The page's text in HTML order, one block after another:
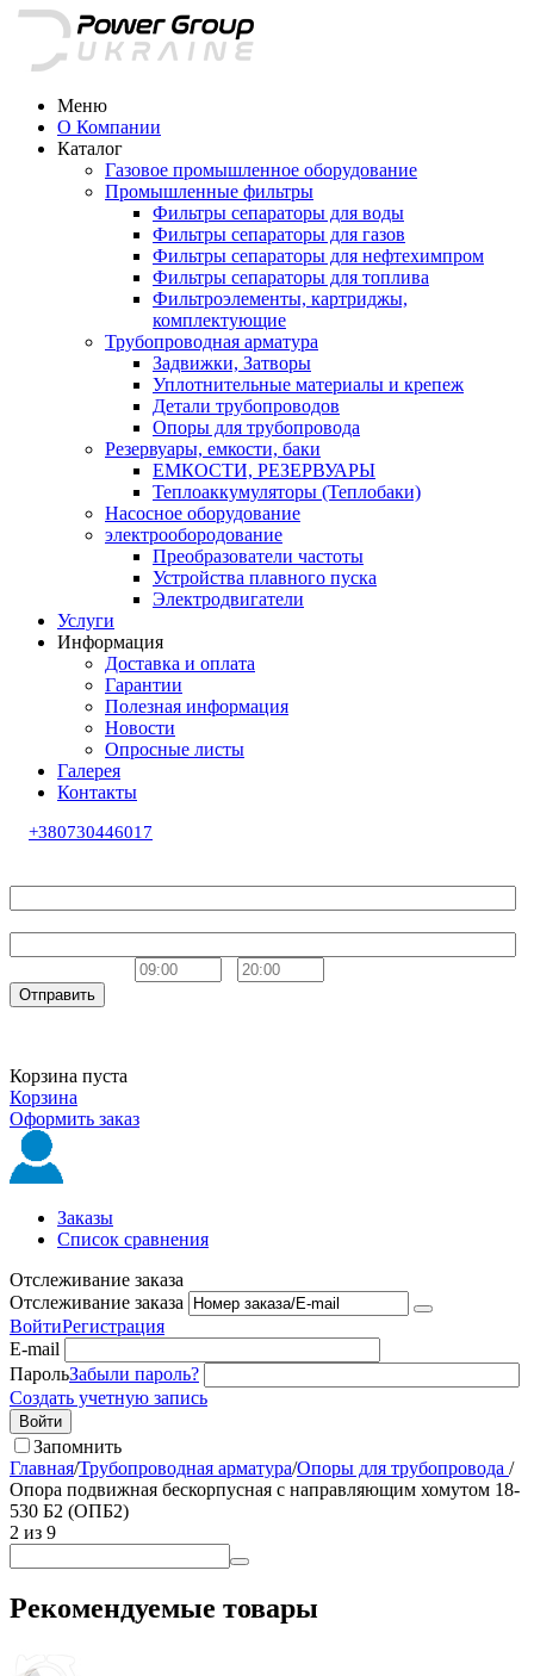
Меню
О Компании
Каталог
Газовое промышленное оборудование
Промышленные фильтры
Фильтры сепараторы для воды
Фильтры сепараторы для газов
Фильтры сепараторы для нефтехимпром
Фильтры сепараторы для топлива
Фильтроэлементы, картриджы,
комплектующие
Трубопроводная арматура
Задвижки, Затворы
Уплотнительные материалы и крепеж
Детали трубопроводов
Опоры для трубопровода
Резервуары, емкости, баки
ЕМКОСТИ, РЕЗЕРВУАРЫ
Теплоаккумуляторы (Теплобаки)
Насосное оборудование
электрообородование
Преобразователи частоты
Устройства плавного пуска
Электродвигатели
Услуги
Информация
Доставка и оплата
Гарантии
Полезная информация
Новости
Опросные листы
Галерея
Контакты
+380730446017
Отправить
Корзина пуста
Корзина
Оформить заказ
Заказы
Список сравнения
Отслеживание заказа
Отслеживание заказа
ВойтиРегистрация
E-mail
ПарольЗабыли пароль?
Создать учетную запись
Войти
Запомнить
Главная/Трубопроводная арматура/Опоры для трубопровода /
Опора подвижная бескорпусная с направляющим хомутом 18-
530 Б2 (ОПБ2)
2 из 9
Рекомендуемые товары